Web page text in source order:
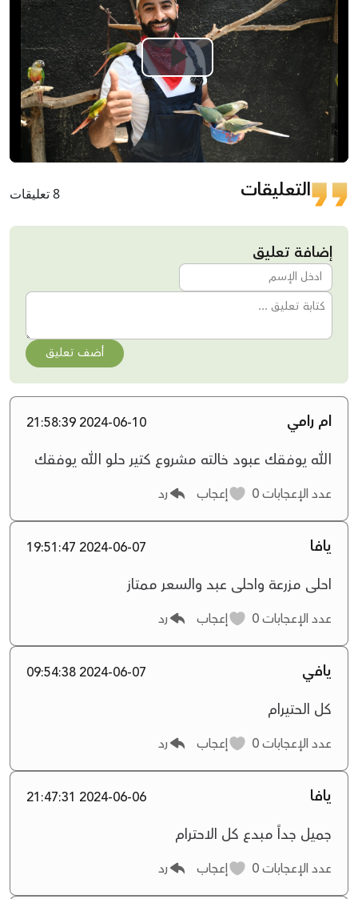
Play
Video
التعليقات 8 تعليقات
إضافة تعليق
أضف تعليق
ام رامي 2024-06-10 21:58:39
الله يوفقك عبود خالته مشروع كتير حلو الله يوفقك
عدد الإعجابات إعجاب رد
يافا 2024-06-07 19:51:47
احلى مزرعة واحلى عبد والسعر ممتاز
عدد الإعجابات إعجاب رد
يافي 2024-06-07 09:54:38
كل الحتيرام
عدد الإعجابات إعجاب رد
يافا 2024-06-06 21:47:31
جميل جداً مبدع كل الاحترام
عدد الإعجابات إعجاب رد